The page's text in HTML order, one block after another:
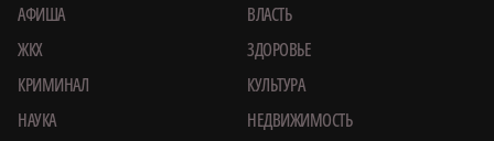
АФИША
ВЛАСТЬ
ЖКХ
ЗДОРОВЬЕ
КРИМИНАЛ
КУЛЬТУРА
НАУКА
НЕДВИЖИМОСТЬ